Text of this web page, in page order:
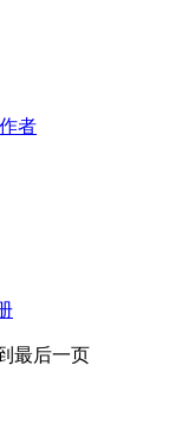
者
最后一页